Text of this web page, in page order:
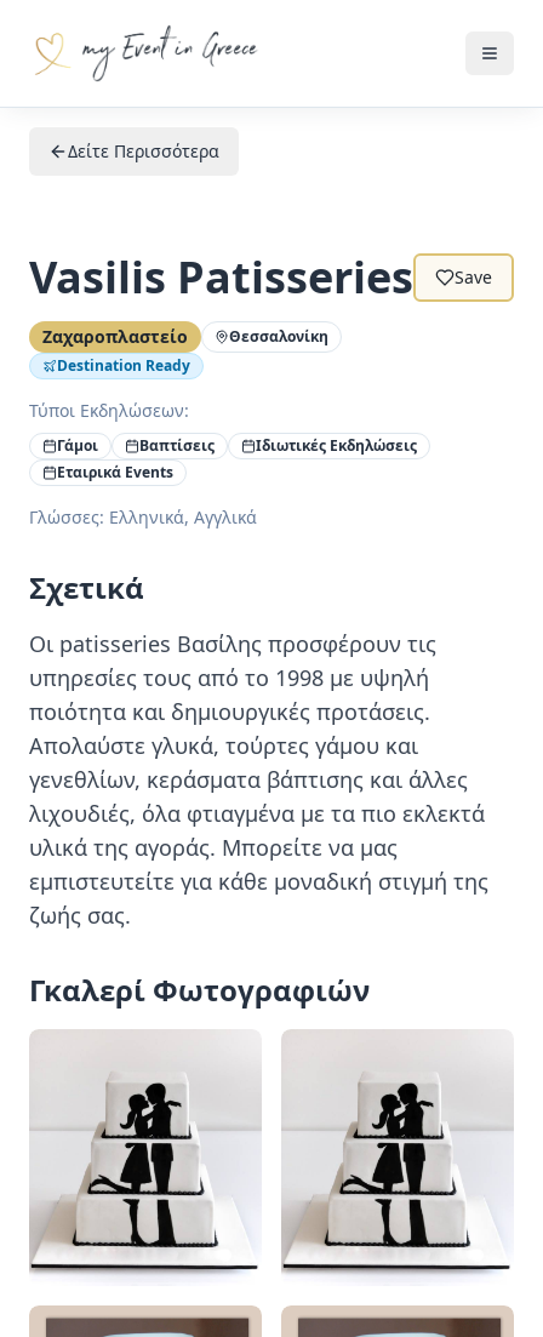
Δείτε Περισσότερα
Vasilis Patisseries Save
Ζαχαροπλαστείο
Θεσσαλονίκη
Destination Ready
Τύποι Εκδηλώσεων:
Γάμοι Βαπτίσεις
Ιδιωτικές Εκδηλώσεις
Εταιρικά Events
Γλώσσες: Ελληνικά, Αγγλικά
Σχετικά
Οι patisseries Βασίλης προσφέρουν τις
υπηρεσίες τους από το 1998 με υψηλή
ποιότητα και δημιουργικές προτάσεις.
Απολαύστε γλυκά, τούρτες γάμου και
γενεθλίων, κεράσματα βάπτισης και άλλες
λιχουδιές, όλα φτιαγμένα με τα πιο εκλεκτά
υλικά της αγοράς. Μπορείτε να μας
εμπιστευτείτε για κάθε μοναδική στιγμή της
ζωής σας.
Γκαλερί Φωτογραφιών